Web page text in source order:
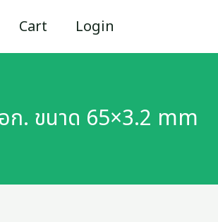
Cart Login
ก. ขนาด 65×3.2 mm